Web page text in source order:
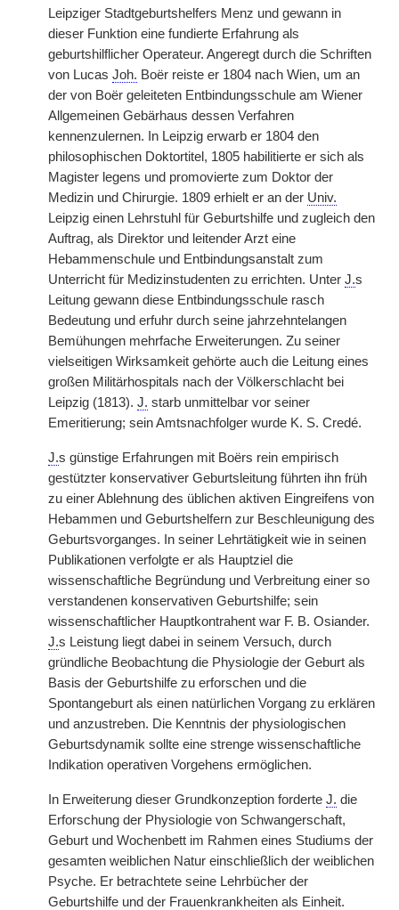
Leipziger Stadtgeburtshelfers Menz und gewann in
dieser Funktion eine fundierte Erfahrung als
geburtshilflicher Operateur. Angeregt durch die Schriften
von Lucas Joh. Boër reiste er 1804 nach Wien, um an
der von Boër geleiteten Entbindungsschule am Wiener
Allgemeinen Gebärhaus dessen Verfahren
kennenzulernen. In Leipzig erwarb er 1804 den
philosophischen Doktortitel, 1805 habilitierte er sich als
Magister legens und promovierte zum Doktor der
Medizin und Chirurgie. 1809 erhielt er an der Univ.
Leipzig einen Lehrstuhl für Geburtshilfe und zugleich den
Auftrag, als Direktor und leitender Arzt eine
Hebammenschule und Entbindungsanstalt zum
Unterricht für Medizinstudenten zu errichten. Unter J.s
Leitung gewann diese Entbindungsschule rasch
Bedeutung und erfuhr durch seine jahrzehntelangen
Bemühungen mehrfache Erweiterungen. Zu seiner
vielseitigen Wirksamkeit gehörte auch die Leitung eines
großen Militärhospitals nach der Völkerschlacht bei
Leipzig (1813). J. starb unmittelbar vor seiner
Emeritierung; sein Amtsnachfolger wurde K. S. Credé.
J.s günstige Erfahrungen mit Boërs rein empirisch
gestützter konservativer Geburtsleitung führten ihn früh
zu einer Ablehnung des üblichen aktiven Eingreifens von
Hebammen und Geburtshelfern zur Beschleunigung des
Geburtsvorganges. In seiner Lehrtätigkeit wie in seinen
Publikationen verfolgte er als Hauptziel die
wissenschaftliche Begründung und Verbreitung einer so
verstandenen konservativen Geburtshilfe; sein
wissenschaftlicher Hauptkontrahent war F. B. Osiander.
J.s Leistung liegt dabei in seinem Versuch, durch
gründliche Beobachtung die Physiologie der Geburt als
Basis der Geburtshilfe zu erforschen und die
Spontangeburt als einen natürlichen Vorgang zu erklären
und anzustreben. Die Kenntnis der physiologischen
Geburtsdynamik sollte eine strenge wissenschaftliche
Indikation operativen Vorgehens ermöglichen.
In Erweiterung dieser Grundkonzeption forderte J. die
Erforschung der Physiologie von Schwangerschaft,
Geburt und Wochenbett im Rahmen eines Studiums der
gesamten weiblichen Natur einschließlich der weiblichen
Psyche. Er betrachtete seine Lehrbücher der
Geburtshilfe und der Frauenkrankheiten als Einheit.